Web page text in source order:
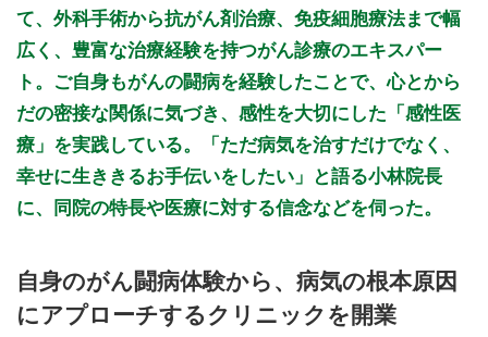
公式HPはこちら
初診受付
て、外科手術から抗がん剤治療、免疫細胞療法まで幅
広く、豊富な治療経験を持つがん診療のエキスパー
ト。ご自身もがんの闘病を経験したことで、心とから
だの密接な関係に気づき、感性を大切にした「感性医
療」を実践している。「ただ病気を治すだけでなく、
幸せに生ききるお手伝いをしたい」と語る小林院長
に、同院の特長や医療に対する信念などを伺った。
自身のがん闘病体験から、病気の根本原因
にアプローチするクリニックを開業